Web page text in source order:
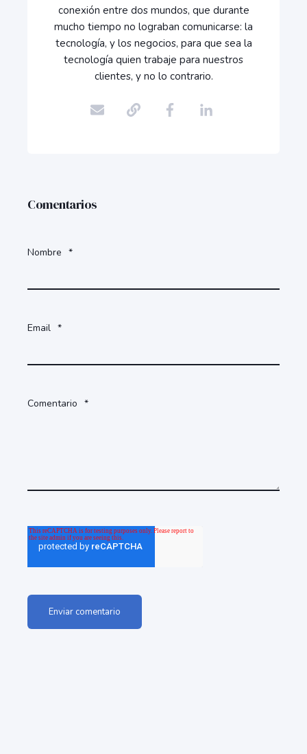
conexión entre dos mundos, que durante
mucho tiempo no lograban comunicarse: la
tecnología, y los negocios, para que sea la
tecnología quien trabaje para nuestros
clientes, y no lo contrario.
Comentarios
Nombre *
Email *
Comentario *